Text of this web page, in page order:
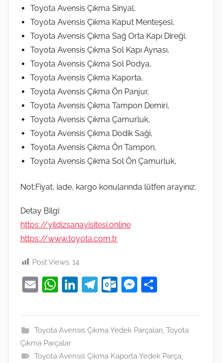
Toyota Avensis Çıkma Sinyal,
Toyota Avensis Çıkma Kaput Menteşesi,
Toyota Avensis Çıkma Sağ Orta Kapı Direği,
Toyota Avensis Çıkma Sol Kapı Aynası,
Toyota Avensis Çıkma Sol Podya,
Toyota Avensis Çıkma Kaporta,
Toyota Avensis Çıkma Ön Panjur,
Toyota Avensis Çıkma Tampon Demiri,
Toyota Avensis Çıkma Çamurluk,
Toyota Avensis Çıkma Dodik Saği,
Toyota Avensis Çıkma Ön Tampon,
Toyota Avensis Çıkma Sol Ön Çamurluk,
Not:Fiyat, iade, kargo konularında lütfen arayınız.
Detay Bilgi:
https://yildizsanayisitesi.online
https://www.toyota.com.tr
Post Views: 14
E
l
W
s
A
Li
e
T
gr
O
o
M
e e
Toyota Avensis Çıkma Yedek Parçaları, Toyota
Çıkma Parçalar
Toyota Avensis Çıkma Kaporta Yedek Parça,